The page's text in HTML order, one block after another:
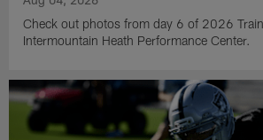
Check out photos from day 6 of 2026
Intermountain Heath Performance Center.